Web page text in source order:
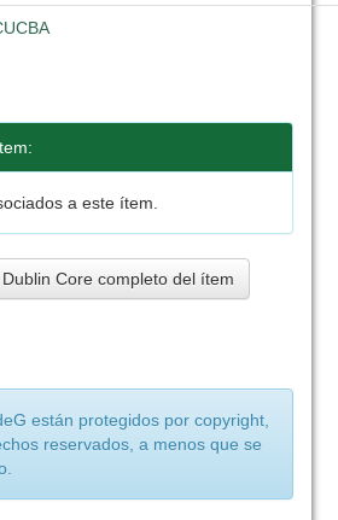
a este ítem.
Core completo del ítem
están protegidos por copyright,
reservados, a menos que se